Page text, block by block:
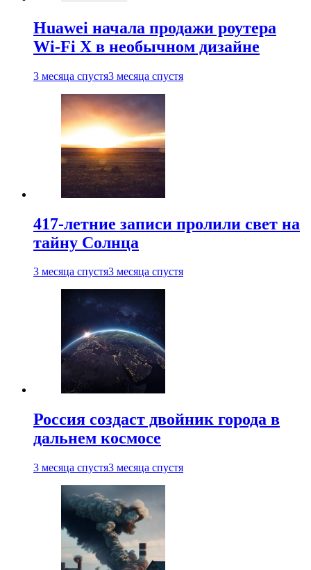
Huawei начала продажи роутера
Wi-Fi X в необычном дизайне
3 месяца спустя3 месяца спустя
417-летние записи пролили свет на
тайну Солнца
3 месяца спустя3 месяца спустя
Россия создаст двойник города в
дальнем космосе
3 месяца спустя3 месяца спустя